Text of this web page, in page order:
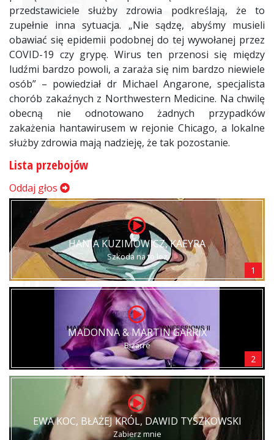
przedstawiciele służby zdrowia podkreślają, że to
zupełnie inna sytuacja. „Nie sądzę, abyśmy musieli
obawiać się epidemii podobnej do tej wywołanej przez
COVID-19 czy grypę. Wirus ten przenosi się między
ludźmi bardzo powoli, a zaraża się nim bardzo niewiele
osób” – powiedział dr Michael Angarone, specjalista
chorób zakaźnych z Northwestern Medicine. Na chwilę
obecną nie odnotowano żadnych przypadków
zakażenia hantawirusem w rejonie Chicago, a lokalne
służby zdrowia mają nadzieję, że tak pozostanie.
Lista przebojów
Oddaj głos
HANIA KUZIMOWICZ, KAEYRA
Szkoda na to łez
1
MADONNA & MARTIN GARRIX
Bizarre
2
EWA KOC, BŁAŻEJ KRÓL, DAWID TYSZKOWSKI
Zabierz mnie